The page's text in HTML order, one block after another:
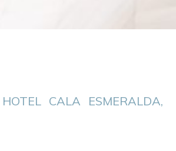
CALA ESMERALDA,